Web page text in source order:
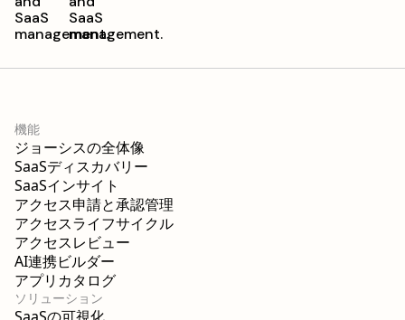
機能
ジョーシスの全体像
SaaSディスカバリー
SaaSインサイト
アクセス申請と承認管理
アクセスライフサイクル
アクセスレビュー
AI連携ビルダー
アプリカタログ
ソリューション